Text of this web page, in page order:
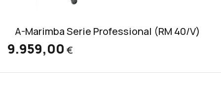
A-Marimba Serie Professional (RM 40/V)
9.959,00 €